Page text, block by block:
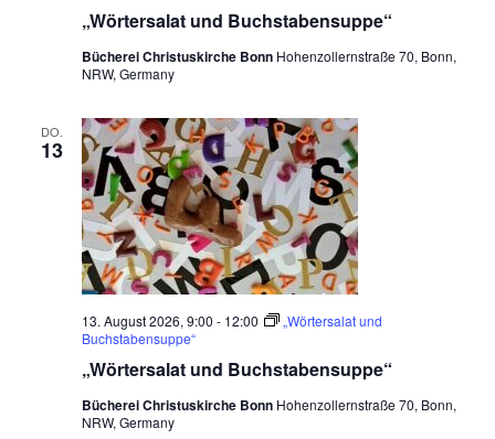
„Wörtersalat und Buchstabensuppe“
Bücherei Christuskirche Bonn Hohenzollernstraße 70, Bonn,
NRW, Germany
DO.
13
„Wörtersalat und Buchstabensuppe“
13. August 2026, 9:00 - 12:00
„Wörtersalat und
Buchstabensuppe“
Bücherei Christuskirche Bonn Hohenzollernstraße 70, Bonn,
NRW, Germany